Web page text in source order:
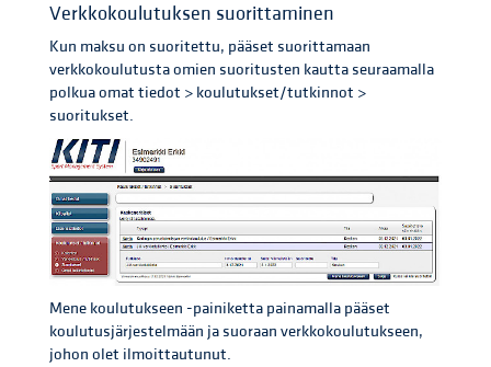
Verkkokoulutuksen suorittaminen
Kun maksu on suoritettu, pääset suorittamaan
verkkokoulutusta omien suoritusten kautta seuraamalla
polkua omat tiedot > koulutukset/tutkinnot >
suoritukset.
Mene koulutukseen -painiketta painamalla pääset
koulutusjärjestelmään ja suoraan verkkokoulutukseen,
johon olet ilmoittautunut.